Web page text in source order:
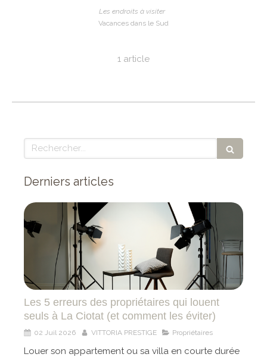
Les endroits à visiter
Vacances dans le Sud
1 article
Rechercher
Derniers articles
Les 5 erreurs des propriétaires qui louent
seuls à La Ciotat (et comment les éviter)
02 Juil 2026 VITTORIA PRESTIGE Propriétaires
Louer son appartement ou sa villa en courte durée